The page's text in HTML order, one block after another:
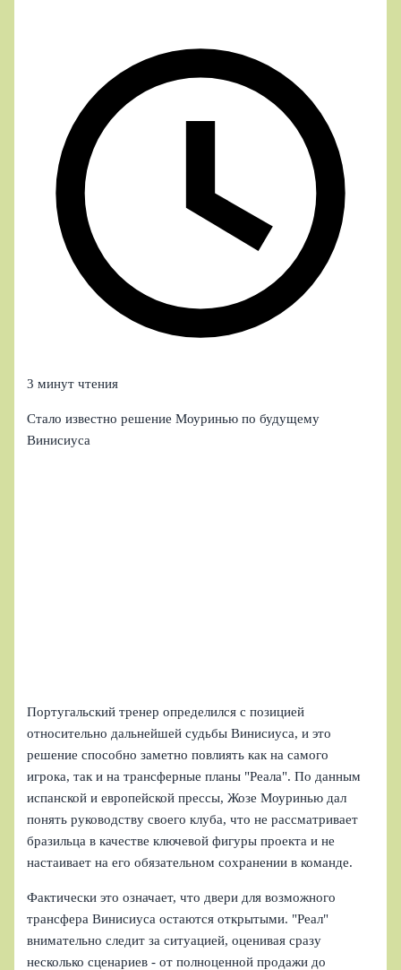
3 минут чтения
Стало известно решение Моуринью по будущему
Винисиуса
Португальский тренер определился с позицией
относительно дальнейшей судьбы Винисиуса, и это
решение способно заметно повлиять как на самого
игрока, так и на трансферные планы "Реала". По данным
испанской и европейской прессы, Жозе Моуринью дал
понять руководству своего клуба, что не рассматривает
бразильца в качестве ключевой фигуры проекта и не
настаивает на его обязательном сохранении в команде.
Фактически это означает, что двери для возможного
трансфера Винисиуса остаются открытыми. "Реал"
внимательно следит за ситуацией, оценивая сразу
несколько сценариев - от полноценной продажи до